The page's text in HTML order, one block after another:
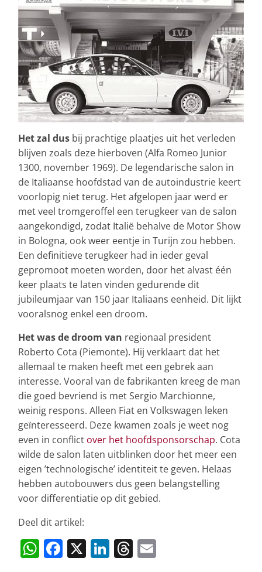
Het zal dus bij prachtige plaatjes uit het verleden
blijven zoals deze hierboven (Alfa Romeo Junior
1300, november 1969). De legendarische salon in
de Italiaanse hoofdstad van de autoindustrie keert
voorlopig niet terug. Het afgelopen jaar werd er
met veel tromgeroffel een terugkeer van de salon
aangekondigd, zodat Italië behalve de Motor Show
in Bologna, ook weer eentje in Turijn zou hebben.
Een definitieve terugkeer had in ieder geval
gepromoot moeten worden, door het alvast één
keer plaats te laten vinden gedurende dit
jubileumjaar van 150 jaar Italiaans eenheid. Dit lijkt
vooralsnog enkel een droom.
Het was de droom van regionaal president
Roberto Cota (Piemonte). Hij verklaart dat het
allemaal te maken heeft met een gebrek aan
interesse. Vooral van de fabrikanten kreeg de man
die goed bevriend is met Sergio Marchionne,
weinig respons. Alleen Fiat en Volkswagen leken
geïnteresseerd. Deze kwamen zoals je weet nog
even in conflict over het hoofdsponsorschap. Cota
wilde de salon laten uitblinken door het meer een
eigen ’technologische’ identiteit te geven. Helaas
hebben autobouwers dus geen belangstelling
voor differentiatie op dit gebied.
Deel dit artikel:
W F X Li T